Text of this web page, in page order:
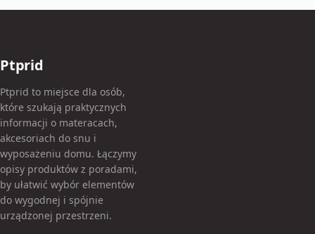
Ptprid
Ptprid to miejsce dla osób,
które szukają praktycznych
informacji o materacach,
akcesoriach do snu i
wyposażeniu domu. Łączymy
opisy produktów z poradami,
by ułatwić wybór elementów
do wygodnej i spójnie
urządzonej przestrzeni.